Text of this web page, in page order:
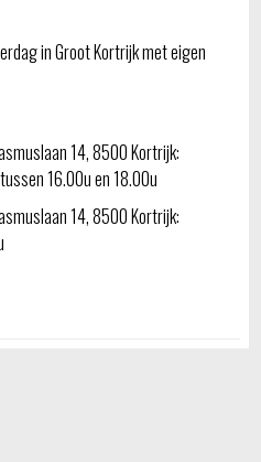
in Groot Kortrijk met eigen
14, 8500 Kortrijk:
16.00u en 18.00u
14, 8500 Kortrijk: